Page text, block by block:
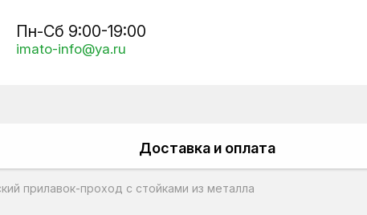
Пн-Сб 9:00-19:00
imato-info@ya.ru
Доставка и оплата
прилавок-проход с стойками из металла